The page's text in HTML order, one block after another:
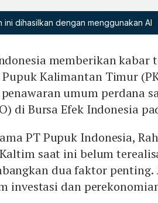
ini dihasilkan dengan menggunakan AI
memberikan kabar
Pupuk Kalimantan Timur
umum perdana
di Bursa Efek Indonesia
PT Pupuk Indonesia,
saat ini belum
dua faktor penting.
investasi dan